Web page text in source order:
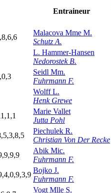
Entraineur
Malacova Mme M.
Schutz A.
L. Hammer-Hansen
Nedorostek B.
Seidl Mm.
Fuhrmann F.
Wolff L.
Henk Grewe
Marie Vallet
Jutta Pohl
Piechulek R.
Christian Von Der Recke
Abik Mic.
Fuhrmann F.
Bojko J.
Fuhrmann F.
Vogt Mlle S.